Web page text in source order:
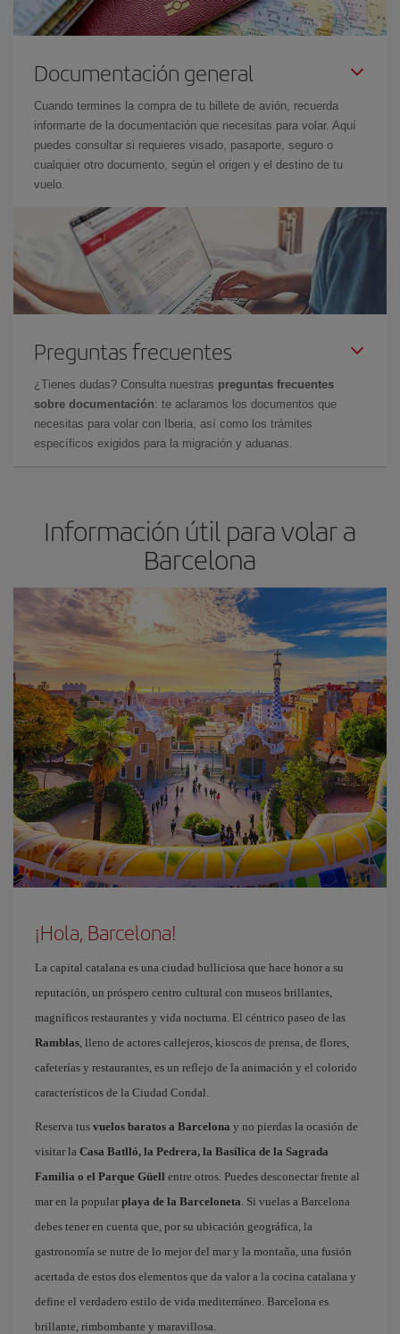
Documentación general
Cuando termines la compra de tu billete de avión, recuerda
informarte de la documentación que necesitas para volar. Aquí
puedes consultar si requieres visado, pasaporte, seguro o
cualquier otro documento, según el origen y el destino de tu
vuelo.
Preguntas frecuentes
¿Tienes dudas? Consulta nuestras preguntas frecuentes
sobre documentación: te aclaramos los documentos que
necesitas para volar con Iberia, así como los trámites
específicos exigidos para la migración y aduanas.
Información útil para volar a
Barcelona
¡Hola, Barcelona!
La capital catalana es una ciudad bulliciosa que hace honor a su
reputación, un próspero centro cultural con museos brillantes,
magníficos restaurantes y vida nocturna. El céntrico paseo de las
Ramblas, lleno de actores callejeros, kioscos de prensa, de flores,
cafeterías y restaurantes, es un reflejo de la animación y el colorido
característicos de la Ciudad Condal.
Reserva tus vuelos baratos a Barcelona y no pierdas la ocasión de
visitar la Casa Batlló, la Pedrera, la Basílica de la Sagrada
Familia o el Parque Güell entre otros. Puedes desconectar frente al
mar en la popular playa de la Barceloneta. Si vuelas a Barcelona
debes tener en cuenta que, por su ubicación geográfica, la
gastronomía se nutre de lo mejor del mar y la montaña, una fusión
acertada de estos dos elementos que da valor a la cocina catalana y
define el verdadero estilo de vida mediterráneo. Barcelona es
brillante, rimbombante y maravillosa.